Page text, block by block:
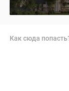
Как сюда